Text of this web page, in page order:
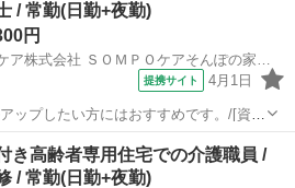
じて、お客...
/ 常勤(日勤+夜勤)
円
ＳＯＭＰＯケア株式会社 ＳＯＭＰＯケアそんぽの家Ｓ稲城
提携サイト 4月1日
ップしたい方にはおすすめです。/[資格
取得が目指せる！(初任者研修・実務者
が活躍できる！/定年65歳以上/利用者人
士
き高齢者専用住宅での介護職員 /
/ 常勤(日勤+夜勤)